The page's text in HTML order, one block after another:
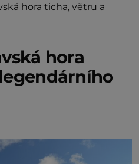
hora ticha, větru a
hora